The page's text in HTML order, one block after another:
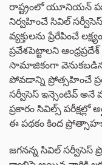
రాష్ట్రంలో యూనియన్
నిర్వహించే సివిల్
వ్యక్తులను ప్రేరేపించే
ప్రవేశపెట్టాలని
సామాజికంగా వెనుకబడిన
పోవడాన్ని ప్రోత్సహించే
సర్వీసెస్ ఇన్సెంటివ్ అనే
ప్రకారం సివిల్స్ పరీక్షల్లో
ఈ పథకం కింద
జగనన్న సివిల్ సర్వీసెస్